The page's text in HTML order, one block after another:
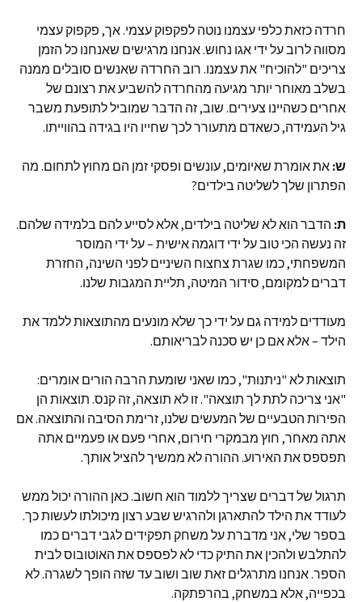
חרדה כזאת כלפי עצמנו נוטה לפקפוק עצמי. אך, פקפוק עצמי
מסווה לרוב על ידי אגו נחוש. אנחנו מרגישים שאנחנו כל הזמן
צריכים "להוכיח" את עצמנו. רוב החרדה שאנשים סובלים ממנה
בשלב מאוחר יותר מגיעה מהחרדה להשביע את רצונם של
אחרים כשהיינו צעירים. שוב, זה הדבר שמוביל לתופעת משבר
גיל העמידה, כשאדם מתעורר לכך שחייו היו בגידה בהווייתו.
ש: את אומרת שאיומים, עונשים ופסקי זמן הם מחוץ לתחום. מה
הפתרון שלך לשליטה בילדים?
ת: הדבר הוא לא שליטה בילדים, אלא לסייע להם בלמידה שלהם.
זה נעשה הכי טוב על ידי דוגמה אישית – על ידי המוסר
המשפחתי, כמו שגרת צחצוח השיניים לפני השינה, החזרת
דברים למקומם, סידור המיטה, תליית המגבות שלנו.
מעודדים למידה גם על ידי כך שלא מונעים מהתוצאות ללמד את
הילד – אלא אם כן יש סכנה לבריאותם.
תוצאות לא "ניתנות", כמו שאני שומעת הרבה הורים אומרים:
"אני צריכה לתת לך תוצאה". זו לא תוצאה, זה קנס. תוצאות הן
הפירות הטבעיים של המעשים שלנו, זרימת הסיבה והתוצאה. אם
אתה מאחר, חוץ מבמקרי חירום, אחרי פעם או פעמיים אתה
תפספס את האירוע. ההורה לא ממשיך להציל אותך.
תרגול של דברים שצריך ללמוד הוא חשוב. כאן ההורה יכול ממש
לעודד את הילד להתארגן ולהרגיש שבע רצון מיכולתו לעשות כך.
בספר שלי, אני מדברת על משחק תפקידים לגבי דברים כמו
להתלבש ולהכין את התיק כדי לא לפספס את האוטובוס לבית
הספר. אנחנו מתרגלים זאת שוב ושוב עד שזה הופך לשגרה. לא
בכפייה, אלא במשחק, בהרפתקה.